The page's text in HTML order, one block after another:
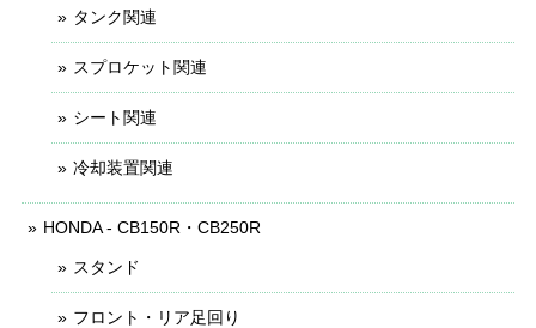
タンク関連
スプロケット関連
シート関連
冷却装置関連
HONDA - CB150R・CB250R
スタンド
フロント・リア足回り